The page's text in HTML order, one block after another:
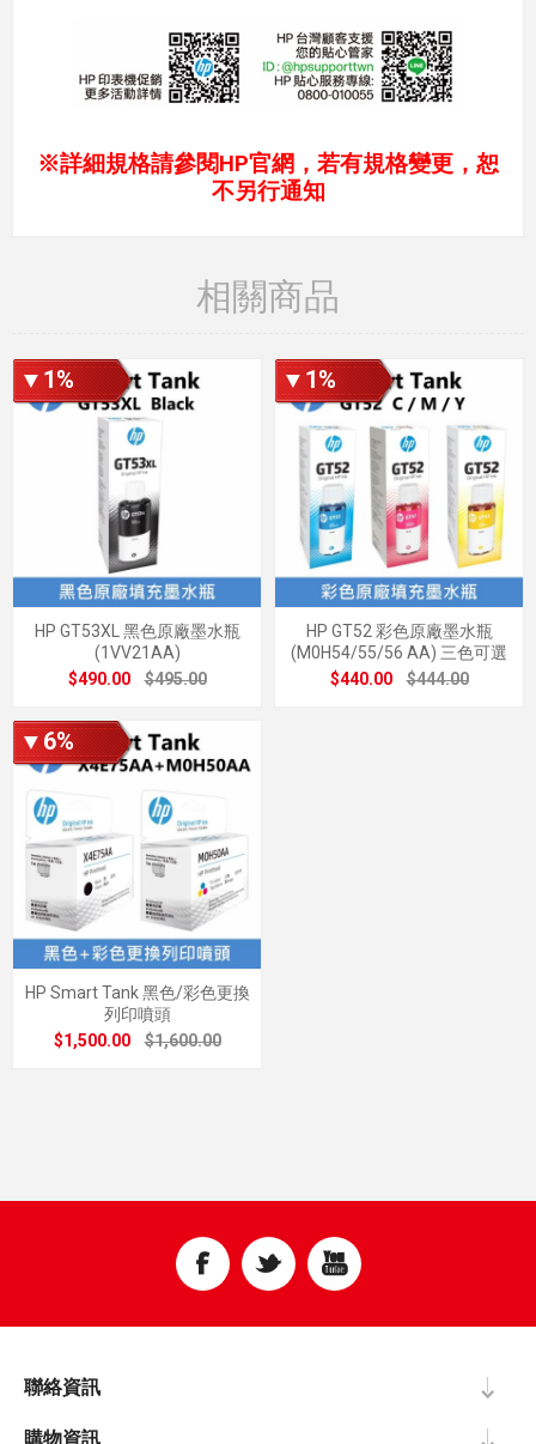
※詳細規格請參閱HP官網，若有規格變更，恕
不另行通知
相關商品
▼1%
HP GT53XL 黑色原廠墨水瓶
(1VV21AA)
$490.00
$495.00
▼1%
HP GT52 彩色原廠墨水瓶
(M0H54/55/56 AA) 三色可選
$440.00
$444.00
▼6%
HP Smart Tank 黑色/彩色更換
列印噴頭
$1,500.00
$1,600.00
聯絡資訊
購物資訊